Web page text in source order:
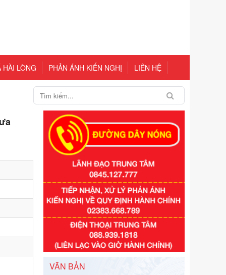
HÀI LÒNG PHẢN ÁNH KIẾN NGHỊ LIÊN HỆ
VĂN BẢN
Số kí hiệu:351/2025/NĐ-CP
Tên: Nghị định số 351/2025/NĐ-CP
của Chính phủ: Quy định chuẩn
nghèo đa chiều quốc gia giai đoạn
2026 - 2030
Ngày ban hành: 29/12/2026